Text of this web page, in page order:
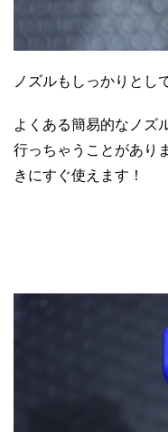
ノズルもしっかりとし
よくある簡易的なノズ
行っちゃうことがあり
きにすぐ使えます！